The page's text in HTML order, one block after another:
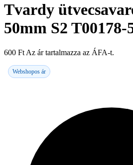
Tvardy
50mm S2 T00178-
600 Ft Az ár tartalmazza az ÁFA-t.
Webshopos ár